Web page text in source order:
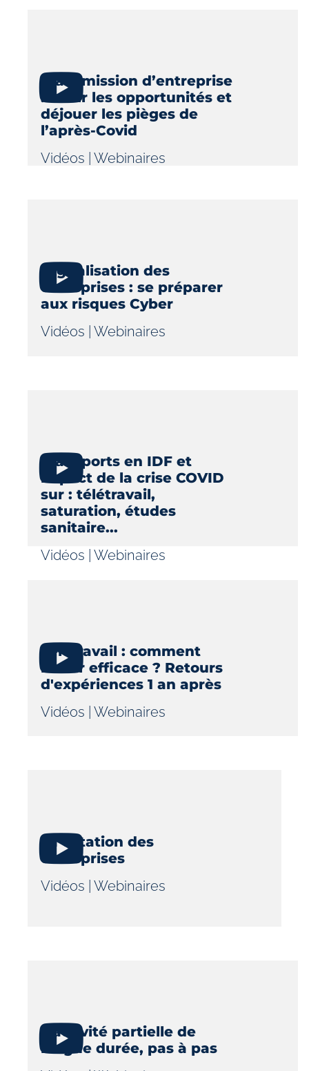
Transmission d’entreprise
: saisir les opportunités et
déjouer les pièges de
l’après-Covid
Vidéos |Webinaires
Digitalisation des
entreprises : se préparer
aux risques Cyber
Vidéos |Webinaires
Transports en IDF et
impact de la crise COVID
sur : télétravail,
saturation, études
sanitaire...
Vidéos |Webinaires
Télétravail : comment
rester efficace ? Retours
d'expériences 1 an après
Vidéos |Webinaires
La cotation des
entreprises
Vidéos |Webinaires
L’activité partielle de
longue durée, pas à pas